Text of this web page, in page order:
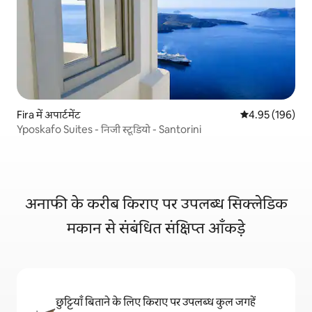
Fira में अपार्टमेंट औसत रेटिंग 5 में से
4.95 (196)
Yposkafo Suites - निजी स्टूडियो - Santorini
अनाफी के करीब किराए पर उपलब्ध सिक्लेडिक
मकान से संबंधित संक्षिप्त आँकड़े
छुट्टियाँ बिताने के लिए किराए पर उपलब्ध कुल जगहें